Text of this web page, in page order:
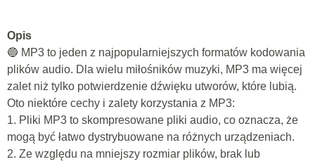
Opis
🔵 MP3 to jeden z najpopularniejszych formatów kodowania
plików audio. Dla wielu miłośników muzyki, MP3 ma więcej
zalet niż tylko potwierdzenie dźwięku utworów, które lubią.
Oto niektóre cechy i zalety korzystania z MP3:
1. Pliki MP3 to skompresowane pliki audio, co oznacza, że ​​
mogą być łatwo dystrybuowane na różnych urządzeniach.
2. Ze względu na mniejszy rozmiar plików, brak lub